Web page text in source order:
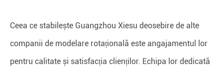
Ceea ce stabilește Guangzhou Xiesu deosebire de alte
companii de modelare rotațională este angajamentul lor
pentru calitate și satisfacția clienților. Echipa lor dedicată